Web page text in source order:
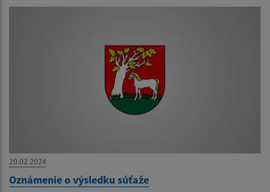
20.02.2024
Oznámenie o výsledku súťaže